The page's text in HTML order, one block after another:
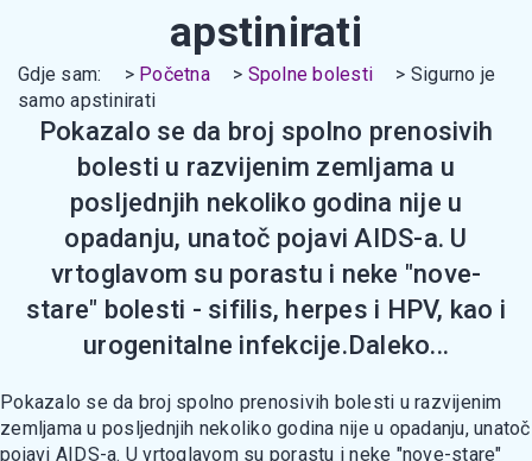
apstinirati
Gdje sam: Početna Spolne bolesti
Sigurno je
samo apstinirati
Pokazalo se da broj spolno prenosivih
bolesti u razvijenim zemljama u
posljednjih nekoliko godina nije u
opadanju, unatoč pojavi AIDS-a. U
vrtoglavom su porastu i neke "nove-
stare" bolesti - sifilis, herpes i HPV, kao i
urogenitalne infekcije.Daleko...
Pokazalo se da broj spolno prenosivih bolesti u razvijenim
zemljama u posljednjih nekoliko godina nije u opadanju, unatoč
pojavi AIDS-a. U vrtoglavom su porastu i neke "nove-stare"